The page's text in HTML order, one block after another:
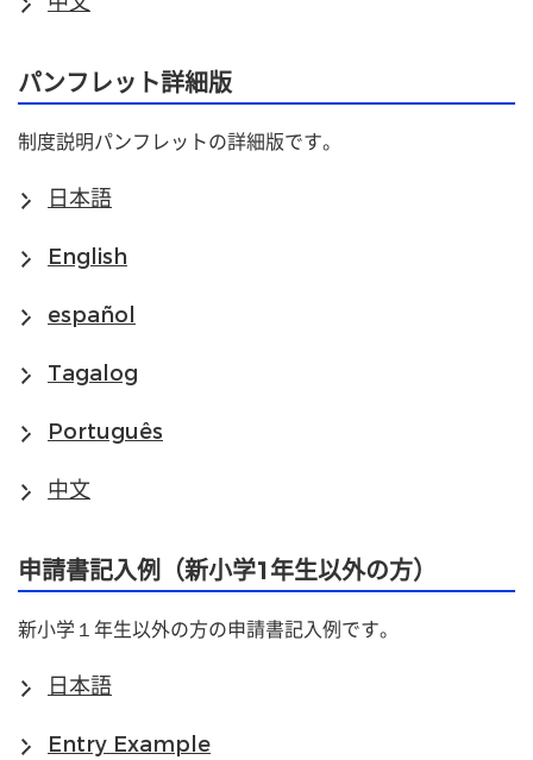
パンフレット詳細版
制度説明パンフレットの詳細版です。
日本語
English
español
Tagalog
Português
中文
申請書記入例（新小学1年生以外の方）
新小学１年生以外の方の申請書記入例です。
日本語
Entry Example